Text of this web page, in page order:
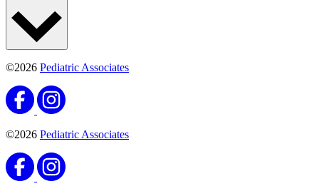
©2026 Pediatric Associates
©2026 Pediatric Associates